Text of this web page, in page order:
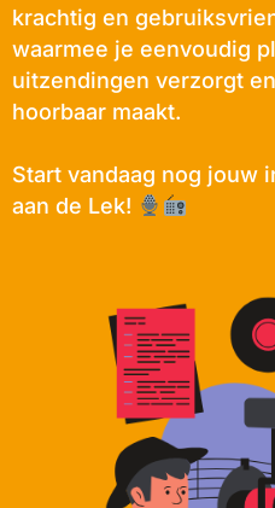
krachtig en
waarmee je eenvoudig
uitzendingen verzorgt
hoorbaar maakt.
Start vandaag nog jouw
aan de Lek!